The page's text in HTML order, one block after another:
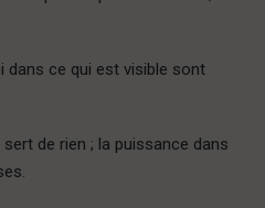
dans ce qui est visible sont
de rien ; la puissance dans